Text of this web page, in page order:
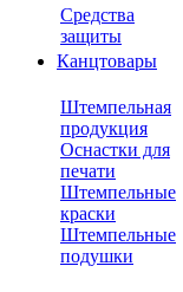
Средства
защиты
Канцтовары
Штемпельная
продукция
Оснастки для
печати
Штемпельные
краски
Штемпельные
подушки